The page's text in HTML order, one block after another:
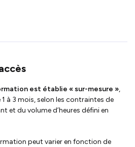
est établie « sur-mesure »,
à 3 mois, selon les contraintes de
et du volume d’heures défini en
peut varier en fonction de